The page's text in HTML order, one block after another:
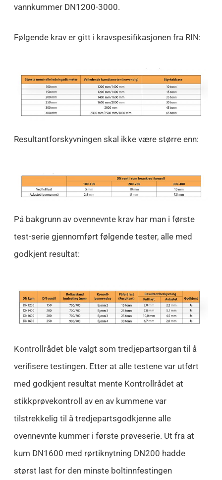
vannkummer DN1200-3000.
Følgende krav er gitt i kravspesifikasjonen fra RIN:
Resultantforskyvningen skal ikke være større enn:
På bakgrunn av ovennevnte krav har man i første
test-serie gjennomført følgende tester, alle med
godkjent resultat:
Kontrollrådet ble valgt som tredjepartsorgan til å
verifisere testingen. Etter at alle testene var utført
med godkjent resultat mente Kontrollrådet at
stikkprøvekontroll av en av kummene var
tilstrekkelig til å tredjepartsgodkjenne alle
ovennevnte kummer i første prøveserie. Ut fra at
kum DN1600 med rørtiknytning DN200 hadde
størst last for den minste boltinnfestingen